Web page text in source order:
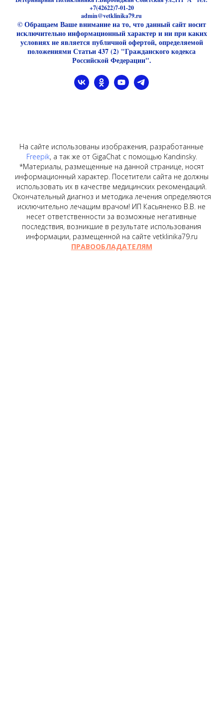
+7(42622)7-01-20
admin@vetklinika79.ru
© Обращаем Ваше внимание на то, что данный сайт носит
исключительно информационный характер и ни при каких
условиях не является публичной офертой, определяемой
положениями Статьи 437 (2) "Гражданского кодекса
Российской Федерации".
На сайте использованы изображения, разработанные
Freepik, а так же от GigaChat с помощью Kandinsky.
*Материалы, размещенные на данной странице, носят
информационный характер. Посетители сайта не должны
использовать их в качестве медицинских рекомендаций.
Окончательный диагноз и методика лечения определяются
исключительно лечащим врачом! ИП Касьяненко В.В. не
несет ответственности за возможные негативные
последствия, возникшие в результате использования
информации, размещенной на сайте vetklinika79.ru
ПРАВООБЛАДАТЕЛЯМ